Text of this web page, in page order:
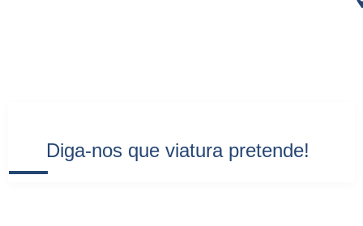
Diga-nos que viatura pretende!